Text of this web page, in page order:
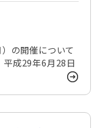
の開催について
平成29年6月28日